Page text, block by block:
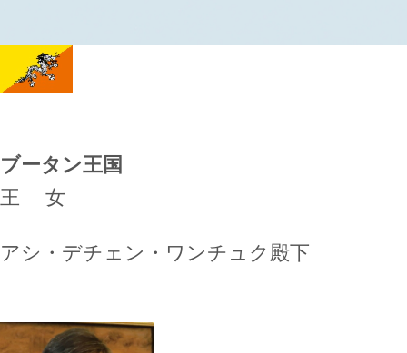
ブータン王国
王 女
アシ・デチェン・ワンチュク殿下